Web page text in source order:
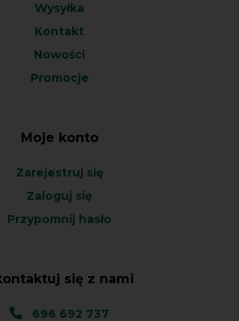
Wysyłka
Kontakt
Nowości
Promocje
Moje konto
Zarejestruj się
Zaloguj się
Przypomnij hasło
się z nami
696 692 737